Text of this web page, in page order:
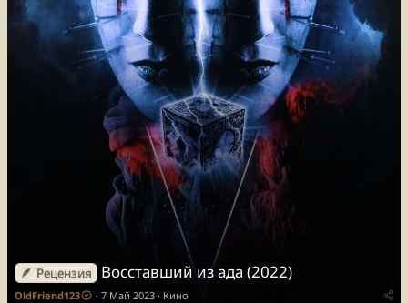
🪶 Рецензия Восставший из ада (2022)
OldFriend123 7 Май 2023 Кино